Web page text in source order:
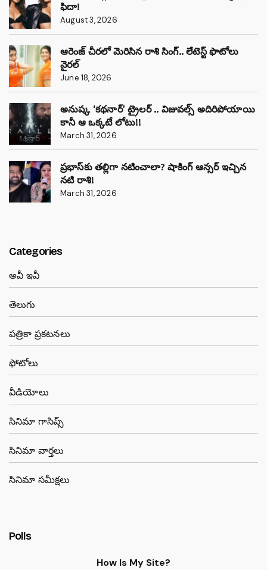
ఫిదా!
August 3, 2026
ఆరెంజ్ చీరలో మెరిసిన రాశి సింగ్.. లేటెస్ట్ ఫొటోలు
వైరల్
June 18, 2026
అనుష్క ‘కథనార్’ ట్రైలర్ .. విజువల్స్ అదిరిపోయాయి
కానీ ఆ ఒక్కటే లోటు!!
March 31, 2026
ప్రభాస్‌కు తల్లిగా నటించాలా? షాకింగ్ ఆన్సర్ ఇచ్చిన
నటి రాశి!
March 31, 2026
Categories
అవీ ఇవీ
తెలుగు
పత్రికా ప్రకటనలు
ఫోటోలు
వీడియోలు
సినిమా గాసిప్స్
సినిమా వార్తలు
సినిమా సమీక్షలు
Polls
How Is My Site?